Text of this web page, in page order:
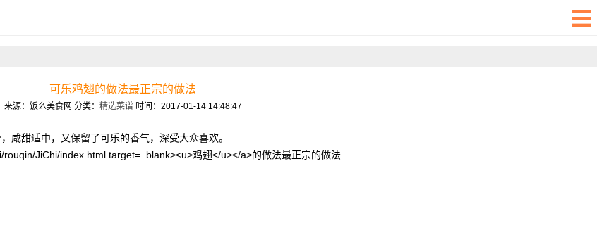
可乐鸡翅的做法最正宗的做法
来源：饭么美食网 分类： 精选菜谱 时间：2017-01-14 14:48:47
咸甜适中，又保留了可乐的香气，深受大众喜欢。